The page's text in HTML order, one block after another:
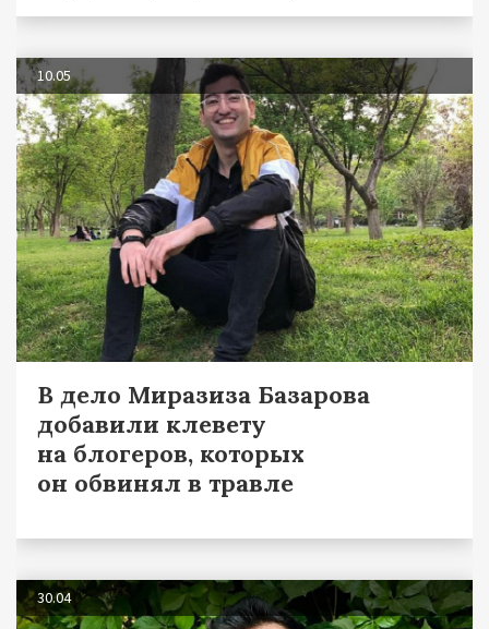
10.05
В дело Миразиза Базарова
добавили клевету
на блогеров, которых
он обвинял в травле
30.04